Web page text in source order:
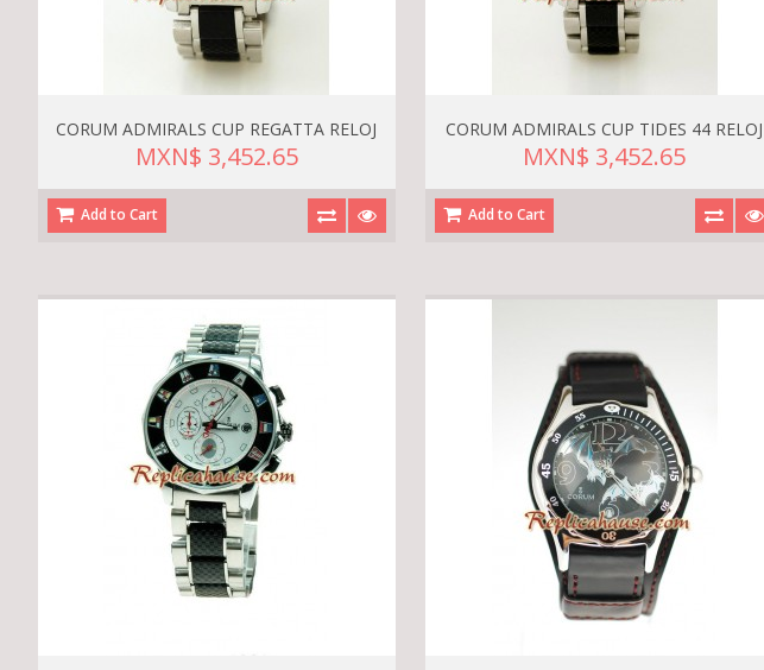
CORUM ADMIRALS CUP REGATTA RELOJ
MXN$ 3,452.65
Add to Cart
CORUM ADMIRALS CUP TIDES 44 RELOJ
MXN$ 3,452.65
Add to Cart